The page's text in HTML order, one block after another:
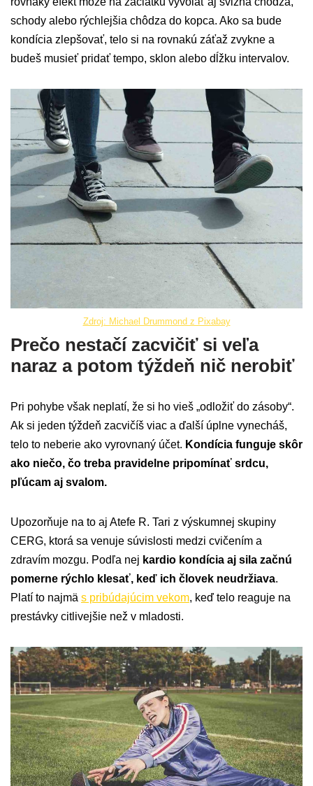
schody alebo rýchlejšia chôdza do kopca. Ako sa bude
kondícia zlepšovať, telo si na rovnakú záťaž zvykne a
budeš musieť pridať tempo, sklon alebo dĺžku intervalov.
Zdroj: Michael Drummond z Pixabay
Prečo nestačí zacvičiť si veľa
naraz a potom týždeň nič nerobiť
Pri pohybe však neplatí, že si ho vieš „odložiť do zásoby“.
Ak si jeden týždeň zacvičíš viac a ďalší úplne vynecháš,
telo to neberie ako vyrovnaný účet. Kondícia funguje skôr
ako niečo, čo treba pravidelne pripomínať srdcu,
pľúcam aj svalom.
Upozorňuje na to aj Atefe R. Tari z výskumnej skupiny
CERG, ktorá sa venuje súvislosti medzi cvičením a
zdravím mozgu. Podľa nej kardio kondícia aj sila začnú
pomerne rýchlo klesať, keď ich človek neudržiava.
Platí to najmä s pribúdajúcim vekom, keď telo reaguje na
prestávky citlivejšie než v mladosti.